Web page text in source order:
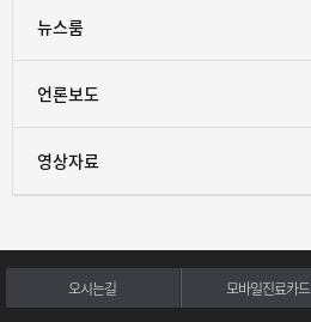
뉴스룸
언론보도
영상자료
오시는길 모바일진료카드